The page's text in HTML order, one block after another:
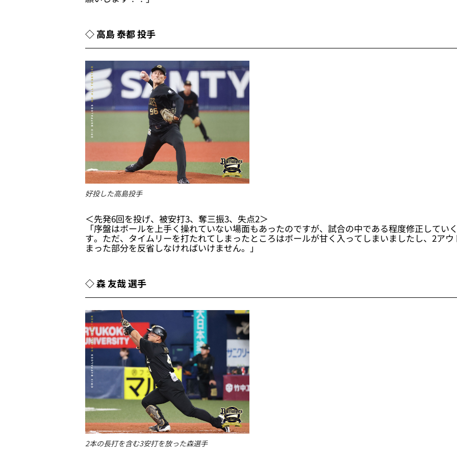
◇ 高島 泰都 投手
好投した高島投手
＜先発6回を投げ、被安打3、奪三振3、失点2＞
「序盤はボールを上手く操れていない場面もあったのですが、試合の中である程度修正してい
す。ただ、タイムリーを打たれてしまったところはボールが甘く入ってしまいましたし、2ア
まった部分を反省しなければいけません。」
◇ 森 友哉 選手
2本の長打を含む3安打を放った森選手